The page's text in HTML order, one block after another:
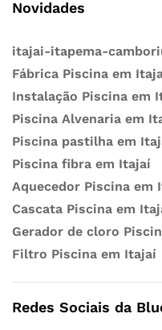
Novidades
itajai-itapema-
Fábrica Piscina em
Instalação Piscina em
Piscina Alvenaria em
Piscina pastilha em
Piscina fibra em Itajaí
Aquecedor Piscina em
Cascata Piscina em
Gerador de cloro
Filtro Piscina em Itajaí
Redes Sociais da